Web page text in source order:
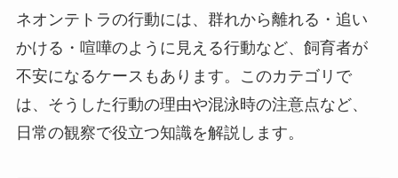
ネオンテトラの行動には、群れから離れる・追い
かける・喧嘩のように見える行動など、飼育者が
不安になるケースもあります。このカテゴリで
は、そうした行動の理由や混泳時の注意点など、
日常の観察で役立つ知識を解説します。